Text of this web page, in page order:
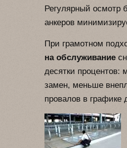
Регулярный осмотр
анкеров
При грамотном
на обслуживание
десятки процентов:
замен, меньше
провалов в графике